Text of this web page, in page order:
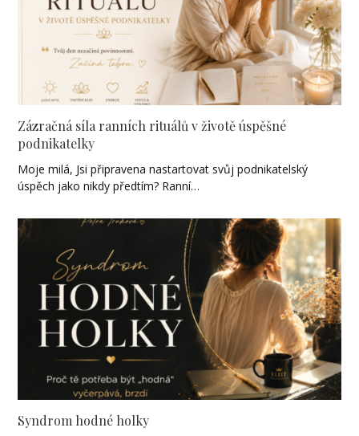
Zázračná síla ranních rituálů v životě úspěšné
podnikatelky
Moje milá, Jsi připravena nastartovat svůj podnikatelský
úspěch jako nikdy předtím? Ranní…
Syndrom hodné holky